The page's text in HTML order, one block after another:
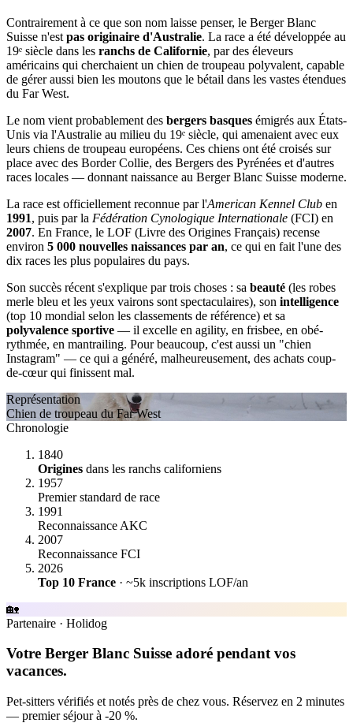
Contrairement à ce que son nom laisse penser, le Berger Blanc
Suisse n'est pas originaire d'Australie. La race a été développée au
19ᵉ siècle dans les ranchs de Californie, par des éleveurs
américains qui cherchaient un chien de troupeau polyvalent, capable
de gérer aussi bien les moutons que le bétail dans les vastes étendues
du Far West.
Le nom vient probablement des bergers basques émigrés aux États-
Unis via l'Australie au milieu du 19ᵉ siècle, qui amenaient avec eux
leurs chiens de troupeau européens. Ces chiens ont été croisés sur
place avec des Border Collie, des Bergers des Pyrénées et d'autres
races locales — donnant naissance au Berger Blanc Suisse moderne.
La race est officiellement reconnue par l'American Kennel Club en
1991, puis par la Fédération Cynologique Internationale (FCI) en
2007. En France, le LOF (Livre des Origines Français) recense
environ 5 000 nouvelles naissances par an, ce qui en fait l'une des
dix races les plus populaires du pays.
Son succès récent s'explique par trois choses : sa beauté (les robes
merle bleu et les yeux vairons sont spectaculaires), son intelligence
(top 10 mondial selon les classements de référence) et sa
polyvalence sportive — il excelle en agility, en frisbee, en obé-
rythmée, en mantrailing. Pour beaucoup, c'est aussi un "chien
Instagram" — ce qui a généré, malheureusement, des achats coup-
de-cœur qui finissent mal.
Représentation
Chien de troupeau du Far West
Chronologie
1840
Origines dans les ranchs californiens
1957
Premier standard de race
1991
Reconnaissance AKC
2007
Reconnaissance FCI
2026
Top 10 France · ~5k inscriptions LOF/an
🏡
Partenaire · Holidog
Votre Berger Blanc Suisse adoré pendant vos
vacances.
Pet-sitters vérifiés et notés près de chez vous. Réservez en 2 minutes
— premier séjour à -20 %.